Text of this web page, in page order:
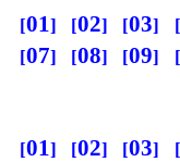
01 02 03
07
08 09
01 02 03